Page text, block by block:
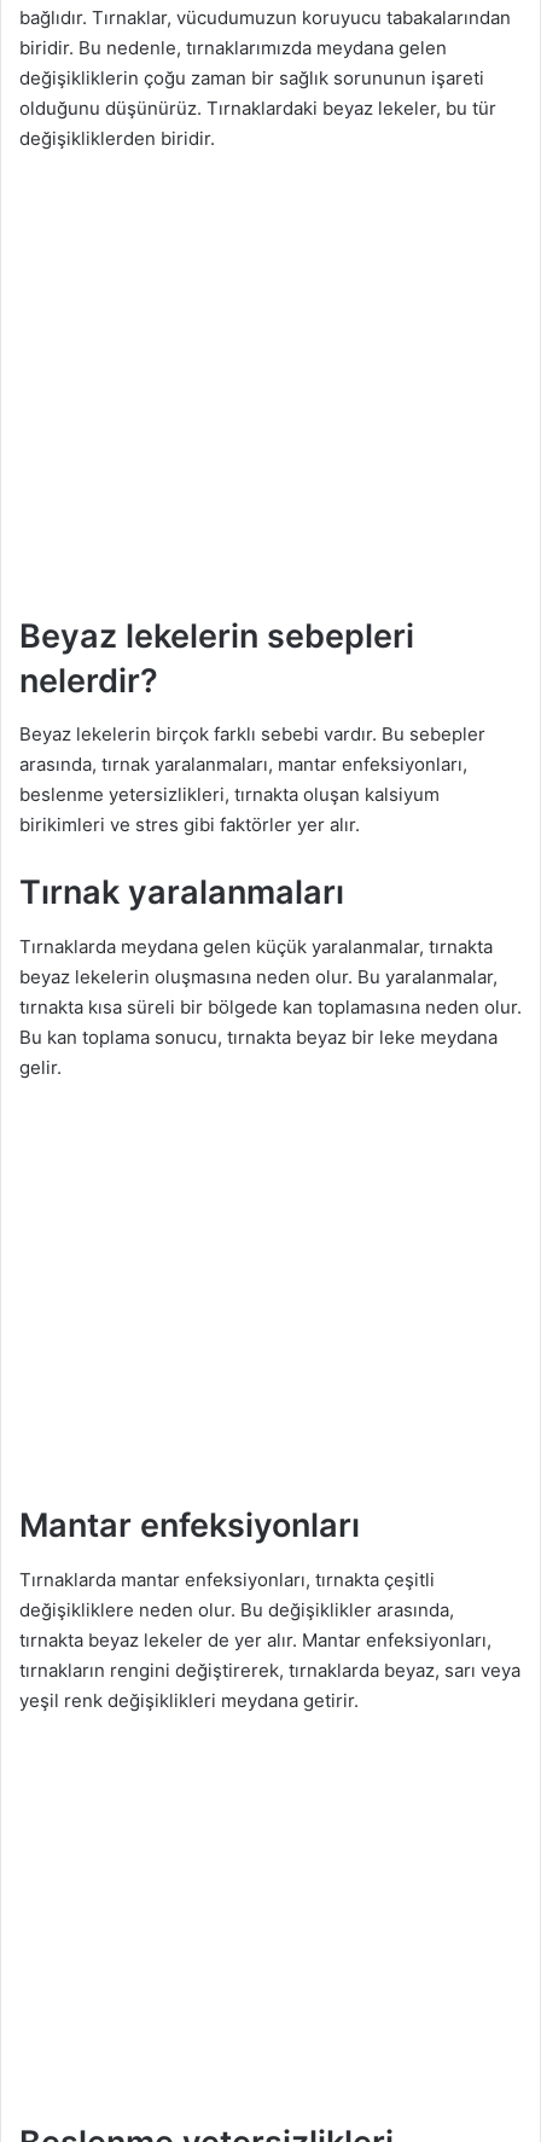
bağlıdır. Tırnaklar, vücudumuzun koruyucu tabakalarından
biridir. Bu nedenle, tırnaklarımızda meydana gelen
değişikliklerin çoğu zaman bir sağlık sorununun işareti
olduğunu düşünürüz. Tırnaklardaki beyaz lekeler, bu tür
değişikliklerden biridir.
Beyaz lekelerin sebepleri
nelerdir?
Beyaz lekelerin birçok farklı sebebi vardır. Bu sebepler
arasında, tırnak yaralanmaları, mantar enfeksiyonları,
beslenme yetersizlikleri, tırnakta oluşan kalsiyum
birikimleri ve stres gibi faktörler yer alır.
Tırnak yaralanmaları
Tırnaklarda meydana gelen küçük yaralanmalar, tırnakta
beyaz lekelerin oluşmasına neden olur. Bu yaralanmalar,
tırnakta kısa süreli bir bölgede kan toplamasına neden olur.
Bu kan toplama sonucu, tırnakta beyaz bir leke meydana
gelir.
Mantar enfeksiyonları
Tırnaklarda mantar enfeksiyonları, tırnakta çeşitli
değişikliklere neden olur. Bu değişiklikler arasında,
tırnakta beyaz lekeler de yer alır. Mantar enfeksiyonları,
tırnakların rengini değiştirerek, tırnaklarda beyaz, sarı veya
yeşil renk değişiklikleri meydana getirir.